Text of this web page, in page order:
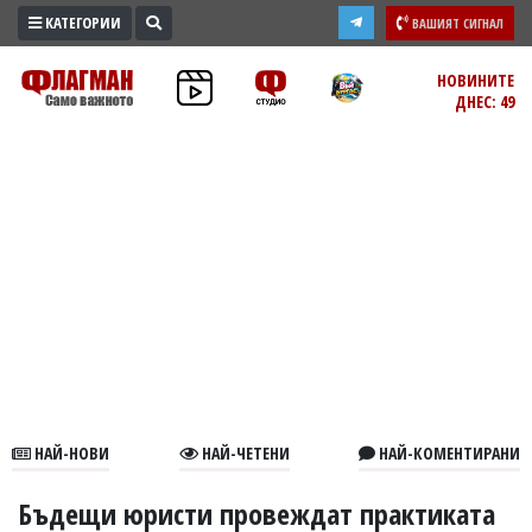
ПРОМО
ЗОНА
В
КАТЕГОРИИ ВАШИЯТ СИГНАЛ
НОВИНИТЕ
ДНЕС: 49
НАЙ-НОВИ НАЙ-ЧЕТЕНИ НАЙ-КОМЕНТИРАНИ
Бъдещи юристи провеждат практиката